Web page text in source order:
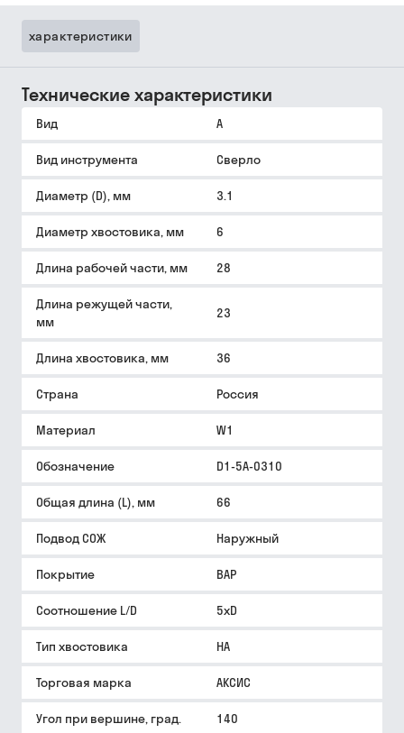
характеристики
Технические характеристики
Вид A
Вид инструмента Сверло
Диаметр (D), мм 3.1
Диаметр хвостовика, мм 6
Длина рабочей части, мм 28
Длина режущей части,
мм
23
Длина хвостовика, мм 36
Страна Россия
Материал W1
Обозначение D1-5A-0310
Общая длина (L), мм 66
Подвод СОЖ Наружный
Покрытие BAP
Соотношение L/D 5xD
Тип хвостовика HA
Торговая марка АКСИС
Угол при вершине, град. 140